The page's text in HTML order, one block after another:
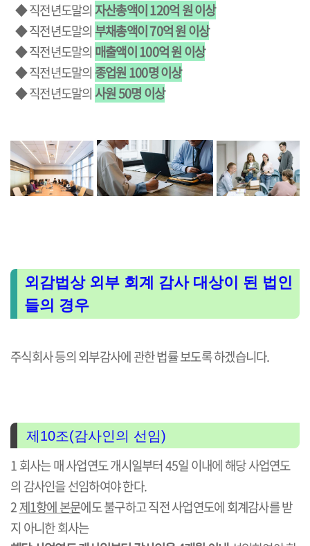
◆직전년도말의자산총액이 120억 원 이상
◆직전년도말의 부채총액이 70억 원 이상
◆직전년도말의 매출액이 100억 원 이상
◆직전년도말의 종업원 100명 이상
◆직전년도말의사원 50명 이상
외감법상 외부 회계 감사 대상이 된 법인
들의 경우
주식회사 등의 외부감사에 관한 법률 보도록 하겠습니다.
제10조(감사인의 선임)
1 회사는 매 사업연도 개시일부터 45일 이내에 해당 사업연도
의 감사인을 선임하여야 한다.
2제1항에 본문에도 불구하고 직전 사업연도에 회계감사를 받
지 아니한 회사는